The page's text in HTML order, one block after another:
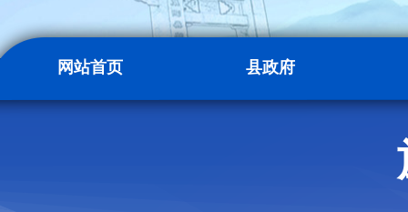
网站首页 县政府